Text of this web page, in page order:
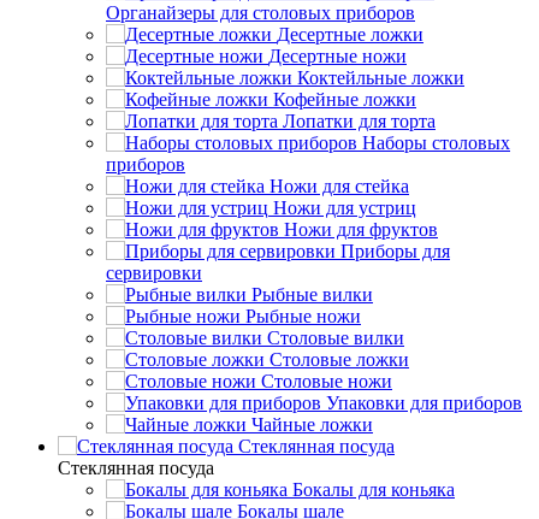
Органайзеры для столовых приборов
Десертные ложки
Десертные ножи
Коктейльные ложки
Кофейные ложки
Лопатки для торта
Наборы столовых
приборов
Ножи для стейка
Ножи для устриц
Ножи для фруктов
Приборы для
сервировки
Рыбные вилки
Рыбные ножи
Столовые вилки
Столовые ложки
Столовые ножи
Упаковки для приборов
Чайные ложки
Стеклянная посуда
Стеклянная посуда
Бокалы для коньяка
Бокалы шале